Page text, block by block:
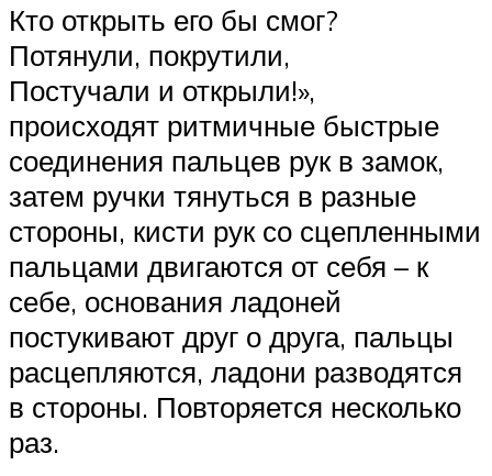
Кто открыть его бы смог?
Потянули, покрутили,
Постучали и открыли!»,
происходят ритмичные быстрые
соединения пальцев рук в замок,
затем ручки тянуться в разные
стороны, кисти рук со сцепленными
пальцами двигаются от себя – к
себе, основания ладоней
постукивают друг о друга, пальцы
расцепляются, ладони разводятся
в стороны. Повторяется несколько
раз.